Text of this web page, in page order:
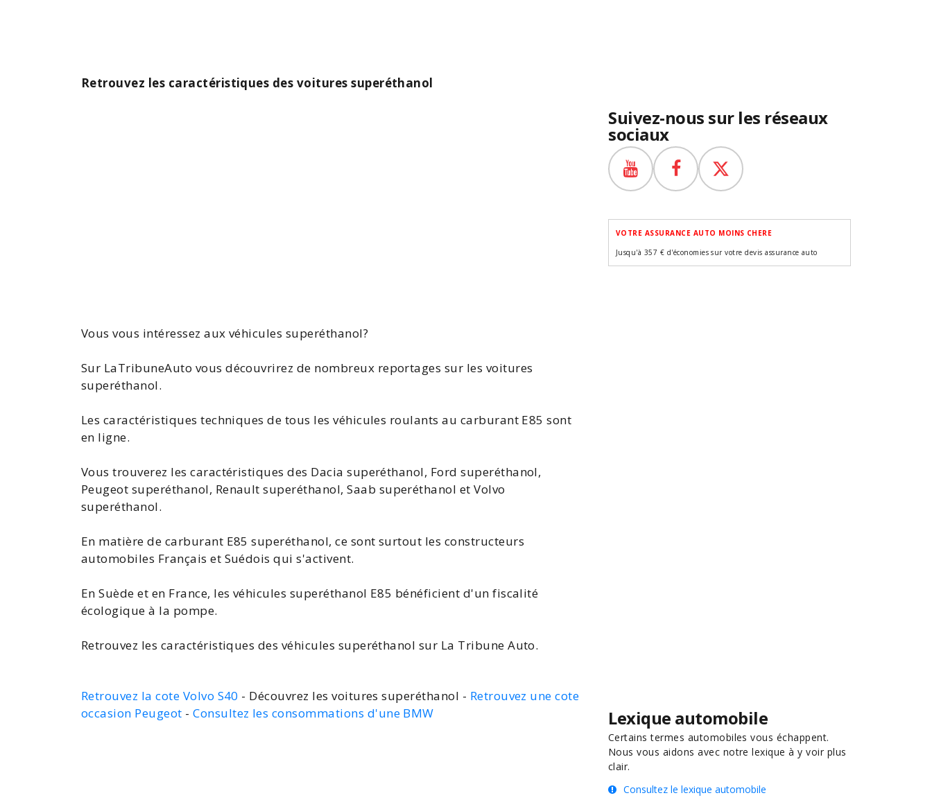
Retrouvez les caractéristiques des voitures superéthanol
Vous vous intéressez aux véhicules superéthanol?
Sur LaTribuneAuto vous découvrirez de nombreux reportages sur les voitures
superéthanol.
Les caractéristiques techniques de tous les véhicules roulants au carburant E85 sont
en ligne.
Vous trouverez les caractéristiques des Dacia superéthanol, Ford superéthanol,
Peugeot superéthanol, Renault superéthanol,Saab superéthanol etVolvo
superéthanol.
En matière de carburant E85 superéthanol, ce sont surtout les constructeurs
automobiles Français et Suédois qui s'activent.
En Suède et en France, les véhicules superéthanol E85 bénéficient d'un fiscalité
écologique à la pompe.
Retrouvez les caractéristiques des véhicules superéthanol sur La Tribune Auto.
Retrouvez la cote Volvo S40 - Découvrez les voitures superéthanol - Retrouvez une cote
occasion Peugeot -Consultez les consommations d'une BMW
Suivez-nous sur les réseaux
sociaux
VOTRE ASSURANCE AUTO MOINS CHERE
Jusqu'à 357 € d'économies sur votre devis assurance auto
Lexique automobile
Certains termes automobiles vous échappent.
Nous vous aidons avec notre lexique à y voir plus
clair.
Consultez le lexique automobile